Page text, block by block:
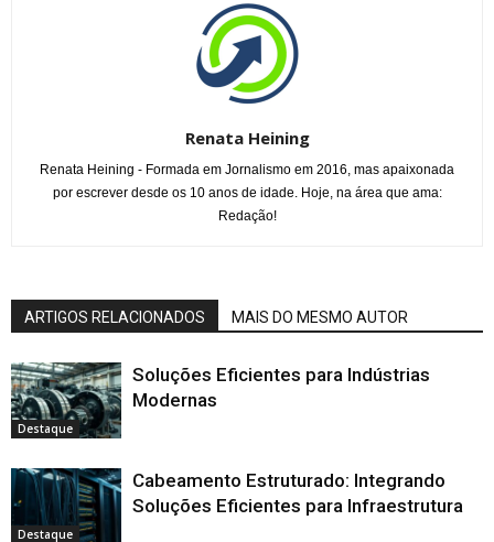
Renata Heining
Renata Heining - Formada em Jornalismo em 2016, mas apaixonada
por escrever desde os 10 anos de idade. Hoje, na área que ama:
Redação!
ARTIGOS RELACIONADOS MAIS DO MESMO AUTOR
Destaque
Soluções Eficientes para Indústrias
Modernas
Destaque
Cabeamento Estruturado: Integrando
Soluções Eficientes para Infraestrutura